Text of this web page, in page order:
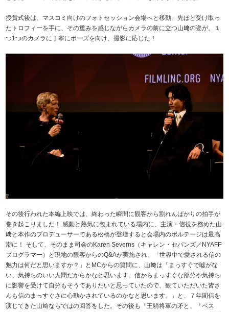
授賞式後は、マスコミ向けのフォトセッション会場へと移動。先ほど受け取っ
たトロフィーを手に、その重みを感じながらカメラの前に立つ山﨑の姿が。１
つ1つのカメラに丁寧にポーズを向け、撮影に応じた！
その後行われた本編上映では、終わった瞬間に観客から割れんばかりの拍手が
巻き起こりました！ 感動と熱気に包まれている場内に、主演・信役を務めた山
﨑と本作のプロデューサーである松橋が登壇すると会場内のボルテージは最高
潮に！ そして、そのまま司会のKaren Severns（キャレン・セバンズ／NYAFF
プログラマー）と現地の観客からのQ&Aが実施され、「世界中で愛される信の
魅力は何だと思いますか？」とMCからの質問に、山﨑は「まっすぐで嘘がな
い、気持ちのいい人間だからかなと思います。信からまっすぐな部分や気持ち
に影響を受けて自分もそうでありたいと思っていたので、観ていただいた皆さ
んも信のまっすぐさに心動かされているのかなと思います。」と、７年間信を
演じてきた山﨑ならではの回答をした。その後も「王騎将軍の矛と、「ベス